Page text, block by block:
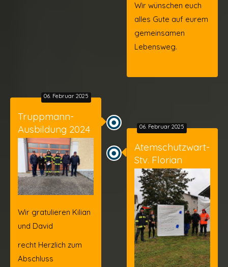
Wir wünschen euch
alles Gute auf eurem
gemeinsamen
Lebensweg.
06. Februar 2025
Truppmann-
Ausbildung 2024
Wir gratulieren Kilian
und David
recht Herzlich zum
Abschluss
06. Februar 2025
Atemschutzwart-
Stv. Florian